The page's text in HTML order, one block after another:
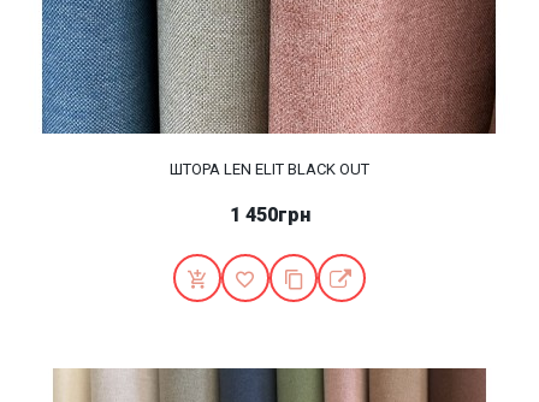
ШТОРА LEN ELIT BLACK OUT
1 450грн